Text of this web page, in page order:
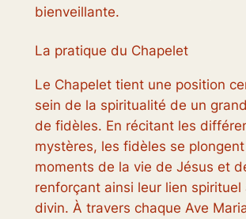
bienveillante.
La pratique du Chapelet
Le Chapelet tient une position
sein de la spiritualité de un
de fidèles. En récitant les
mystères, les fidèles se
moments de la vie de Jésus et
renforçant ainsi leur lien spirituel
divin. À travers chaque Ave